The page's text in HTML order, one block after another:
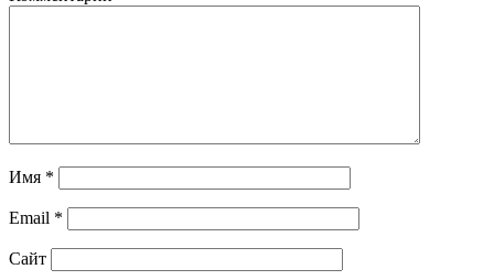
Имя *
Email *
Сайт